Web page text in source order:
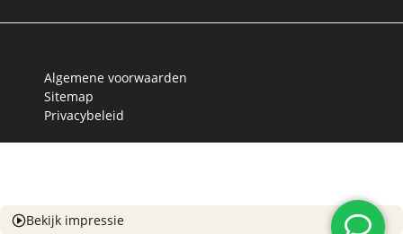
Algemene voorwaarden
Sitemap
Privacybeleid
Bekijk impressie